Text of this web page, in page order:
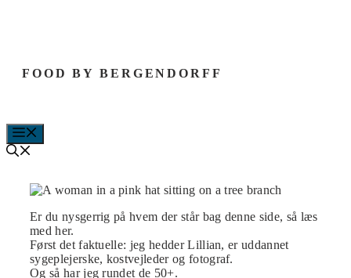
FOOD BY BERGENDORFF
Er du nysgerrig på hvem der står bag denne side, så læs
med her.
Først det faktuelle: jeg hedder Lillian, er uddannet
sygeplejerske, kostvejleder og fotograf.
Og så har jeg rundet de 50+.